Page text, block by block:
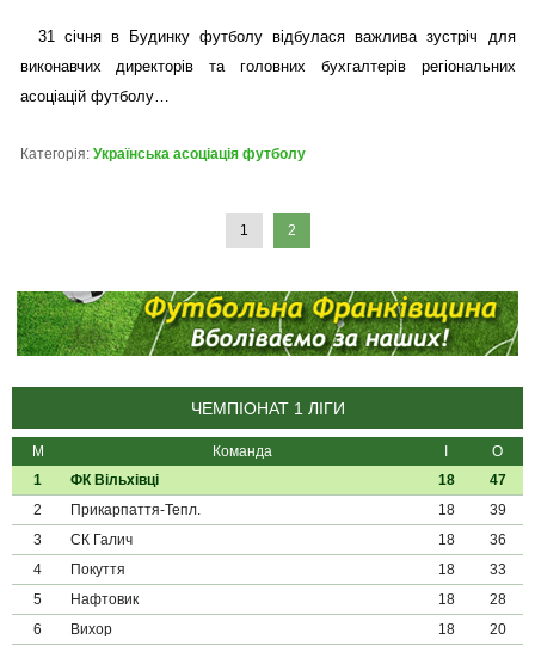
31 січня в Будинку футболу відбулася важлива зустріч для
виконавчих директорів та головних бухгалтерів регіональних
асоціацій футболу…
Категорія: Українська асоціація футболу
1 2
ЧЕМПІОНАТ 1 ЛІГИ
М Команда І
О
1
ФК Вільхівці 18
47
2
Прикарпаття-Тепл. 18
39
3
СК Галич 18
36
4
Покуття 18
33
5
Нафтовик 18
28
6
Вихор 18
20